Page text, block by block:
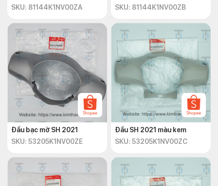
SKU: 81144K1NV00ZA
SKU: 81144K1NV00ZB
Đầu bạc mờ SH 2021
SKU: 53205K1NV00ZE
Đầu SH 2021 màu kem
SKU: 53205K1NV00ZC